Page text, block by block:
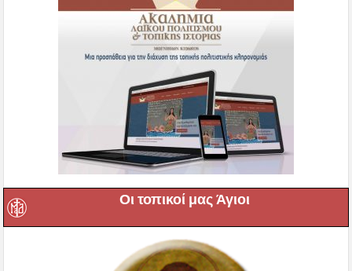
Οι τοπικοί μας Άγιοι